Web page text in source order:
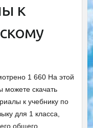
к
1 660 На этой
можете скачать
к учебнику по
для 1 класса,
общего